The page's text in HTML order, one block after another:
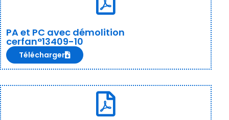
PA et PC avec démolition
cerfan°13409-10
Télécharger